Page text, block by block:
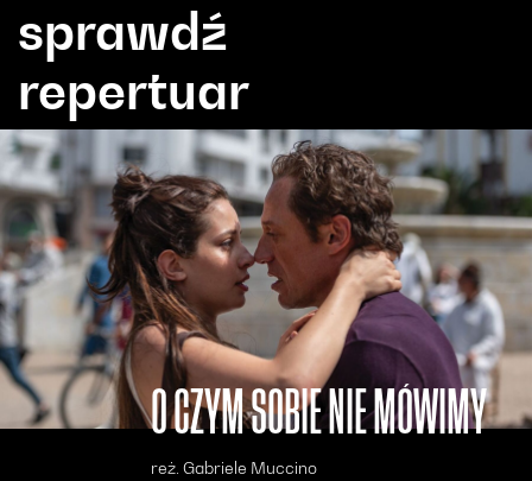
O CZYM SOBIE NIE MÓWIMY
reż. Gabriele Muccino
sprawdź
repertuar